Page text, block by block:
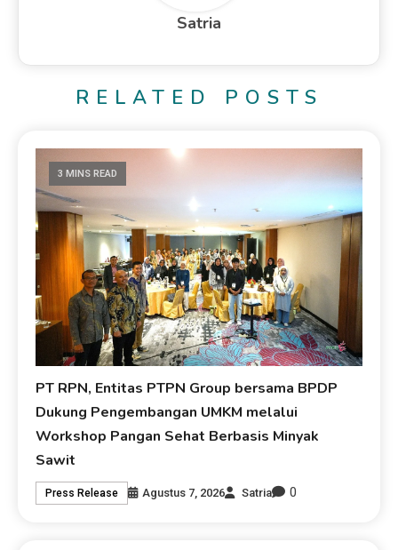
Satria
RELATED POSTS
3 MINS READ
PT RPN, Entitas PTPN Group bersama BPDP
Dukung Pengembangan UMKM melalui
Workshop Pangan Sehat Berbasis Minyak
Sawit
Press Release Agustus 7, 2026 Satria 0